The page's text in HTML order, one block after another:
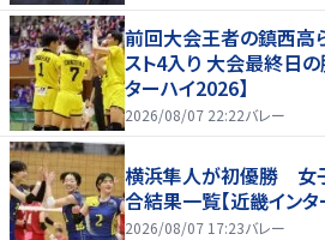
前回大会王者の鎮西高
スト4入り 大会最終日
ターハイ2026】
2026/08/07 22:22バレー
横浜隼人が初優勝 女
合結果一覧【近畿インタ
2026/08/07 17:23バレー